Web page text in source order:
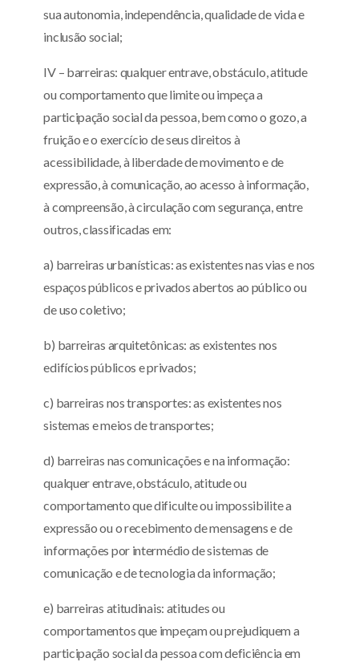
sua autonomia, independência, qualidade de vida e
inclusão social;
IV – barreiras: qualquer entrave, obstáculo, atitude
ou comportamento que limite ou impeça a
participação social da pessoa, bem como o gozo, a
fruição e o exercício de seus direitos à
acessibilidade, à liberdade de movimento e de
expressão, à comunicação, ao acesso à informação,
à compreensão, à circulação com segurança, entre
outros, classificadas em:
a) barreiras urbanísticas: as existentes nas vias e nos
espaços públicos e privados abertos ao público ou
de uso coletivo;
b) barreiras arquitetônicas: as existentes nos
edifícios públicos e privados;
c) barreiras nos transportes: as existentes nos
sistemas e meios de transportes;
d) barreiras nas comunicações e na informação:
qualquer entrave, obstáculo, atitude ou
comportamento que dificulte ou impossibilite a
expressão ou o recebimento de mensagens e de
informações por intermédio de sistemas de
comunicação e de tecnologia da informação;
e) barreiras atitudinais: atitudes ou
comportamentos que impeçam ou prejudiquem a
participação social da pessoa com deficiência em